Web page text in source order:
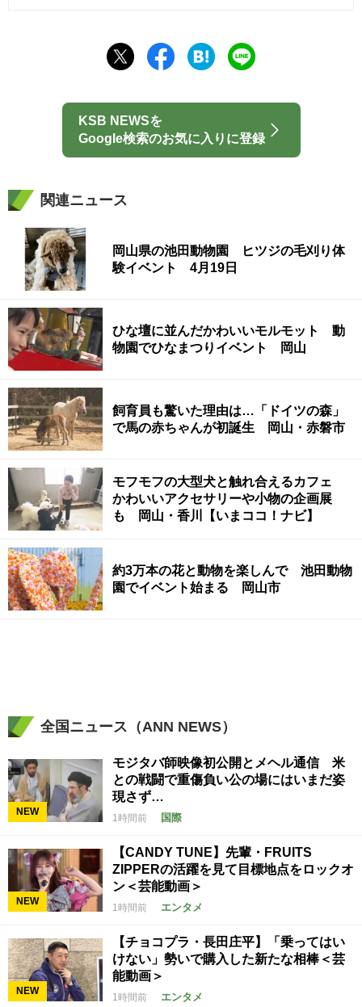
KSB NEWSを
Google検索のお気に入りに登録
関連ニュース
岡山県の池田動物園 ヒツジの毛刈り体
験イベント 4月19日
ひな壇に並んだかわいいモルモット 動
物園でひなまつりイベント 岡山
飼育員も驚いた理由は…「ドイツの森」
で馬の赤ちゃんが初誕生 岡山・赤磐市
モフモフの大型犬と触れ合えるカフェ
かわいいアクセサリーや小物の企画展
も 岡山・香川【いまココ！ナビ】
約3万本の花と動物を楽しんで 池田動物
園でイベント始まる 岡山市
全国ニュース（ANN NEWS）
NEW
モジタバ師映像初公開とメヘル通信 米
との戦闘で重傷負い公の場にはいまだ姿
現さず…
1時間前 国際
NEW
【CANDY TUNE】先輩・FRUITS
ZIPPERの活躍を見て目標地点をロックオ
ン＜芸能動画＞
1時間前 エンタメ
NEW
【チョコプラ・長田庄平】「乗ってはい
けない」勢いで購入した新たな相棒＜芸
能動画＞
1時間前 エンタメ